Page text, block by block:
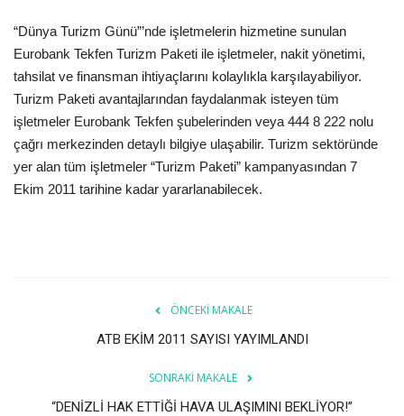
Haberler
Görüntülü
Araştırma - İnceleme
Lezzet Durakları
“Dünya Turizm Günü”’nde işletmelerin hizmetine sunulan
Eurobank Tekfen Turizm Paketi ile işletmeler, nakit yönetimi,
tahsilat ve finansman ihtiyaçlarını kolaylıkla karşılayabiliyor.
Turizm Paketi avantajlarından faydalanmak isteyen tüm
işletmeler Eurobank Tekfen şubelerinden veya 444 8 222 nolu
çağrı merkezinden detaylı bilgiye ulaşabilir. Turizm sektöründe
yer alan tüm işletmeler “Turizm Paketi” kampanyasından 7
Ekim 2011 tarihine kadar yararlanabilecek.
ÖNCEKI MAKALE
ATB EKİM 2011 SAYISI YAYIMLANDI
SONRAKI MAKALE
“DENİZLİ HAK ETTİĞİ HAVA ULAŞIMINI BEKLİYOR!”